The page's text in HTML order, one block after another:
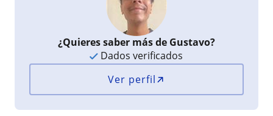
¿Quieres saber más de Gustavo?
Dados verificados
Ver perfil